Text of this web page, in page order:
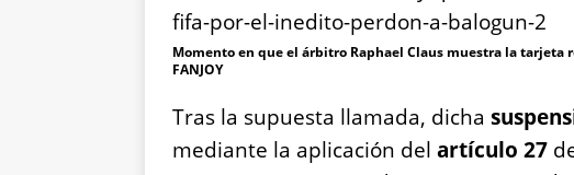
Momento en que el árbitro Raphael Claus muestra la tarjeta
FANJOY
Tras la supuesta llamada, dicha
mediante la aplicación del artículo 27